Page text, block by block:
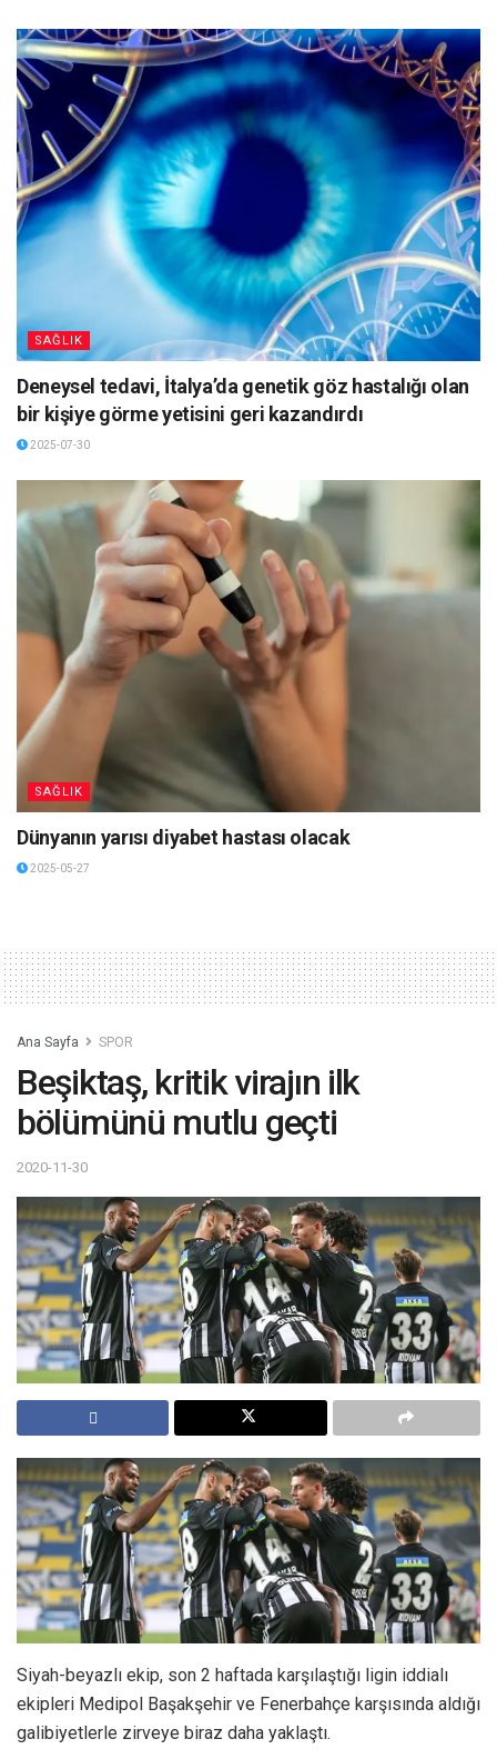
SAĞLIK
Deneysel tedavi, İtalya’da genetik göz hastalığı olan
bir kişiye görme yetisini geri kazandırdı
2025-07-30
SAĞLIK
Dünyanın yarısı diyabet hastası olacak
2025-05-27
Ana Sayfa SPOR
Beşiktaş, kritik virajın ilk
bölümünü mutlu geçti
2020-11-30
Siyah-beyazlı ekip, son 2 haftada karşılaştığı ligin iddialı
ekipleri Medipol Başakşehir ve Fenerbahçe karşısında aldığı
galibiyetlerle zirveye biraz daha yaklaştı.